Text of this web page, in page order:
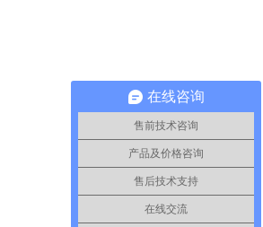
在线咨询
售前技术咨询
产品及价格咨询
售后技术支持
在线交流